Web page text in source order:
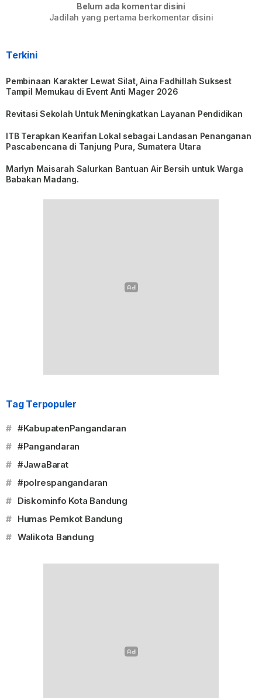
Belum ada komentar disini
Jadilah yang pertama berkomentar disini
Terkini
Pembinaan Karakter Lewat Silat, Aina Fadhillah Suksest
Tampil Memukau di Event Anti Mager 2026
Revitasi Sekolah Untuk Meningkatkan Layanan Pendidikan
ITB Terapkan Kearifan Lokal sebagai Landasan Penanganan
Pascabencana di Tanjung Pura, Sumatera Utara
Marlyn Maisarah Salurkan Bantuan Air Bersih untuk Warga
Babakan Madang.
Tag Terpopuler
# #KabupatenPangandaran
# #Pangandaran
# #JawaBarat
# #polrespangandaran
# Diskominfo Kota Bandung
# Humas Pemkot Bandung
# Walikota Bandung